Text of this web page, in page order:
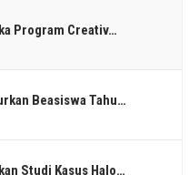
Program Creativ…
Beasiswa Tahu…
Studi Kasus Halo…